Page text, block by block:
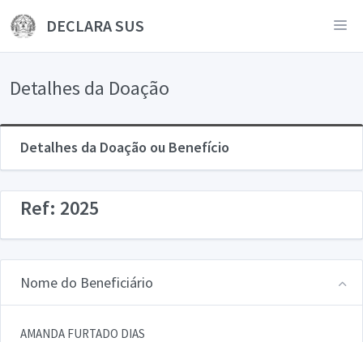
DECLARA SUS
Detalhes da Doação
Detalhes da Doação ou Benefício
Ref: 2025
Nome do Beneficiário
AMANDA FURTADO DIAS